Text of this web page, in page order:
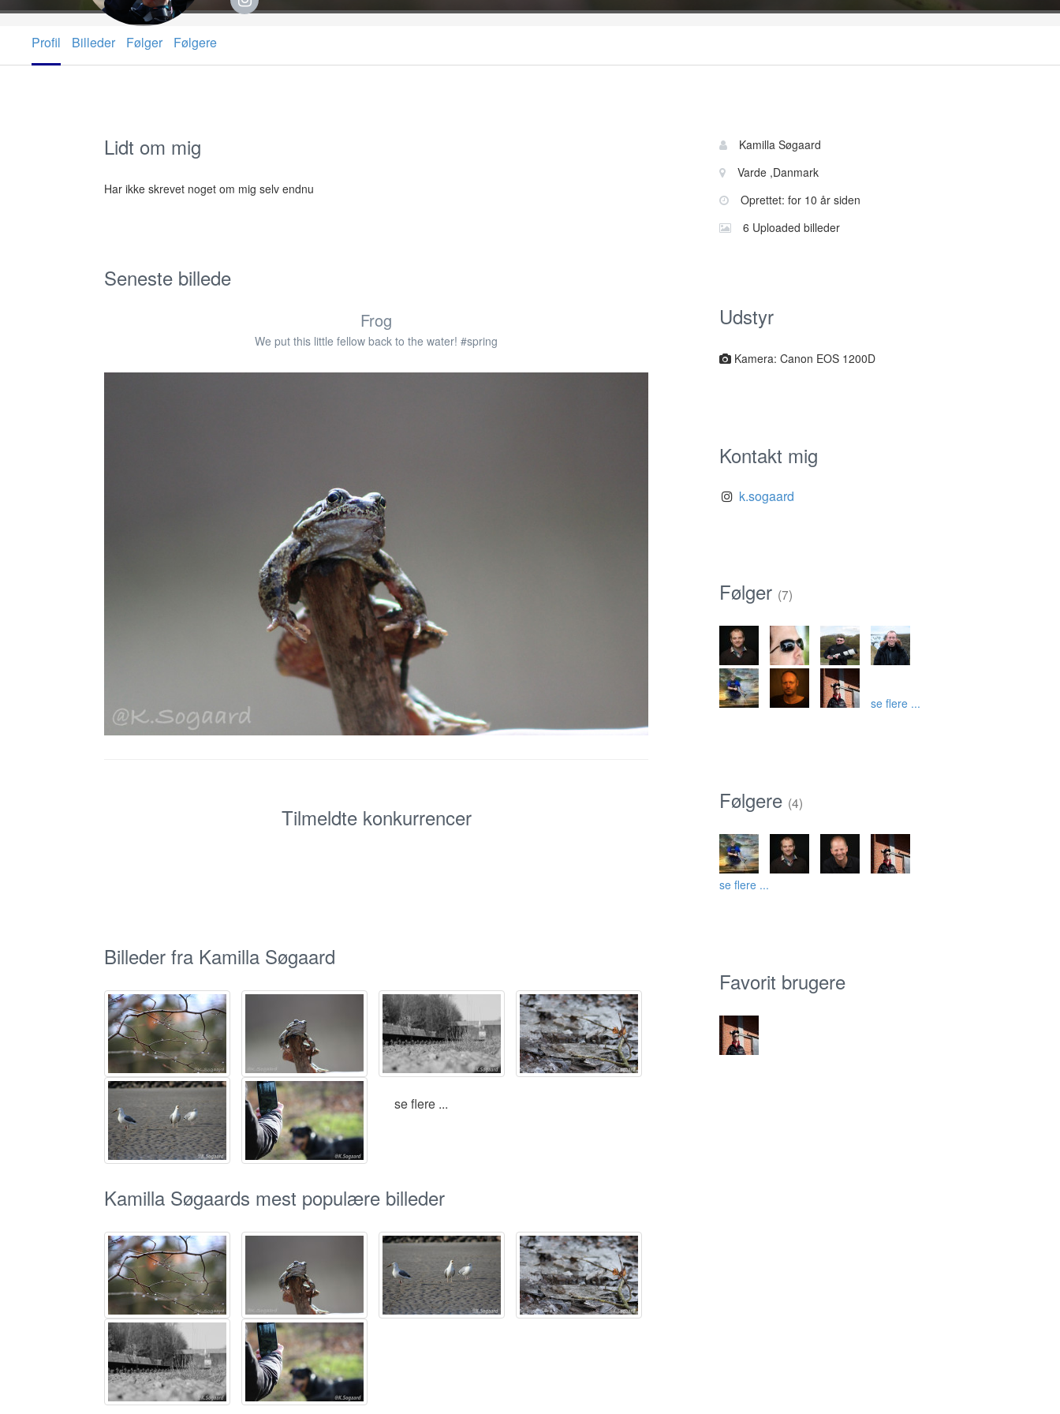
Profil Billeder Følger Følgere
Lidt om mig
Har ikke skrevet noget om mig selv endnu
Seneste billede
Frog
We put this little fellow back to the water! #spring
Tilmeldte konkurrencer
Billeder fra Kamilla Søgaard
se flere ...
Kamilla Søgaards mest populære billeder
Bruger
information
Navn:
Kamilla Søgaard
Sted:
Varde ,Danmark
Oprettet: for 10 år siden
6 Uploaded billeder
Udstyr
Kamera: Canon EOS 1200D
Kontakt mig
k.sogaard
Følger (7)
se flere ...
Følgere (4)
se flere ...
Favorit brugere